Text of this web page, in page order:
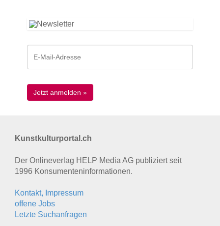
Kunstkulturportal.ch
Der Onlineverlag HELP Media AG publiziert seit
1996 Konsumenten­informationen.
Kontakt, Impressum
offene Jobs
Letzte Suchanfragen